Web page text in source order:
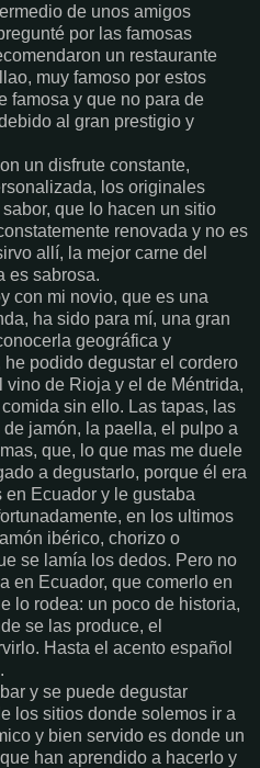
de unos amigos
por las famosas
un restaurante
muy famoso por estos
famosa y que no para de
al gran prestigio y
un disfrute constante,
los originales
que lo hacen un sitio
renovada y no es
allí, la mejor carne del
es sabrosa.
con mi novio, que es una
ha sido para mí, una gran
geográfica y
podido degustar el cordero
de Rioja y el de Méntrida,
sin ello. Las tapas, las
jamón, la paella, el pulpo a
que, lo que mas me duele
a degustarlo, porque él era
Ecuador y le gustaba
en los ultimos
ibérico, chorizo o
se lamía los dedos. Pero no
en Ecuador, que comerlo en
lo rodea: un poco de historia,
se las produce, el
Hasta el acento español
y se puede degustar
los sitios donde solemos ir a
y bien servido es donde un
han aprendido a hacerlo y